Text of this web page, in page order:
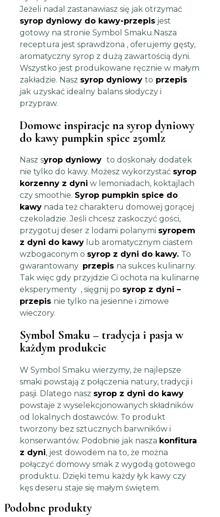
Jeżeli nadal zastanawiasz się jak otrzymać
syrop dyniowy do kawy-przepis jest
gotowy na stronie Symbol Smaku.Nasza
receptura jest sprawdzona , oferujemy gęsty,
aromatyczny syrop z dużą zawartością dyni.
Wszystko jest produkowane ręcznie w małym
zakładzie. Nasz syrop dyniowy to przepis
jak uzyskać idealny balans słodyczy i
przypraw.
Domowe inspiracje na syrop dyniowy
do kawy pumpkin spice 250mlz
Nasz syrop dyniowy to doskonały dodatek
nie tylko do kawy. Możesz wykorzystać syrop
korzenny z dyni w lemoniadach, koktajlach
czy smoothie. Syrop pumpkin spice do
kawy nada też charakteru domowej gorącej
czekoladzie. Jeśli chcesz zaskoczyć gości,
przygotuj deser z lodami polanymi syropem
z dyni do kawy lub aromatycznym ciastem
wzbogaconym o syrop z dyni do kawy. To
gwarantowany przepis na sukces kulinarny.
Tak więc gdy przyjdzie Ci ochota na kulinarne
eksperymenty , sięgnij po syrop z dyni –
przepis nie tylko na jesienne i zimowe
wieczory.
Symbol Smaku – tradycja i pasja w
każdym produkcie
W Symbol Smaku wierzymy, że najlepsze
smaki powstają z połączenia natury, tradycji i
pasji. Dlatego nasz syrop z dyni do kawy
powstaje z wyselekcjonowanych składników
od lokalnych dostawców. To produkt
tworzony bez sztucznych barwników i
konserwantów. Podobnie jak nasza konfitura
z dyni, jest dowodem na to, że można
połączyć domowy smak z wygodą gotowego
produktu. Dzięki temu każdy łyk kawy czy
kęs deseru staje się małym świętem.
Podobne produkty